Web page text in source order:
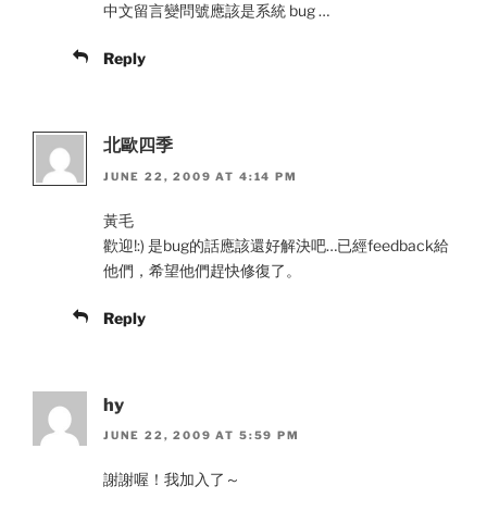
中文留言變問號應該是系統 bug …
Reply
北歐四季
JUNE 22, 2009 AT 4:14 PM
黃毛
歡迎!:) 是bug的話應該還好解決吧…已經feedback給
他們，希望他們趕快修復了。
Reply
hy
JUNE 22, 2009 AT 5:59 PM
謝謝喔！我加入了～